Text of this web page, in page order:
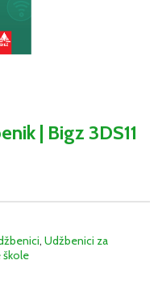
| Bigz 3DS11
, Udžbenici za
škole